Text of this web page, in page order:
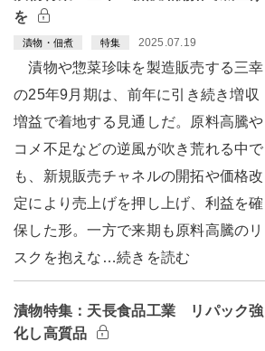
を
漬物・佃煮 特集 2025.07.19
漬物や惣菜珍味を製造販売する三幸
の25年9月期は、前年に引き続き増収
増益で着地する見通しだ。原料高騰や
コメ不足などの逆風が吹き荒れる中で
も、新規販売チャネルの開拓や価格改
定により売上げを押し上げ、利益を確
保した形。一方で来期も原料高騰のリ
スクを抱えな…続きを読む
漬物特集：天長食品工業 リパック強
化し高質品